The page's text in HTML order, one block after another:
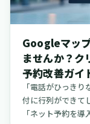
納得感、そして安
Googleマッ
ませんか？ク
予約改善ガイ
「電話がひっき
付に行列ができて
「ネット予約を